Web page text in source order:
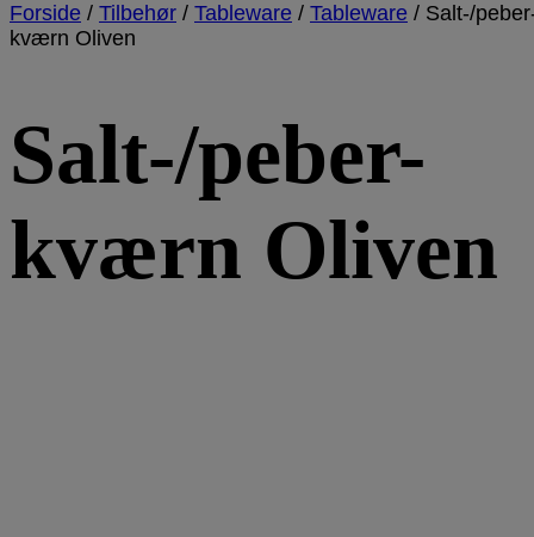
Forside / Tilbehør / Tableware / Tableware / Salt-/
kværn Oliven
Salt-/peber-
kværn Oliven